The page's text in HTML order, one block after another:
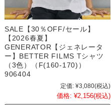
SALE【30％OFF/セール】
【2026春夏】
GENERATOR【ジェネレータ
ー】BETTER FILMS Tシャツ
（3色）（F(160-170)）
906404
定価: ¥3,080(税込)
価格: ¥2,156(税込)